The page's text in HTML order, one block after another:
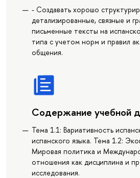
- Создавать хорошо
детализированные, связные и
письменные тексты на
типа с учетом норм и правил
общения.
Содержание учебной
Тема 1.1: Вариативность
испанского языка. Тема 1.2:
Мировая политика и
отношения как дисциплина и
исследования.